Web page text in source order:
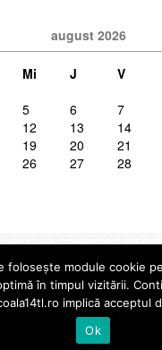
august 2026
Mi J V
5 6 7
12 13 14
19 20 21
26 27 28
| dezvoltat de
folosește module cookie
în timpul vizitării.
implică acceptul
Ok